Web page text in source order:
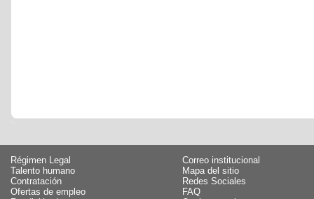
Régimen Legal
Talento humano
Contratación
Ofertas de empleo
Correo institucional
Mapa del sitio
Redes Sociales
FAQ